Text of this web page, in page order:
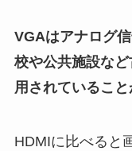
VGAはアナログ
校や公共施設な
用されていること
HDMIに比べると